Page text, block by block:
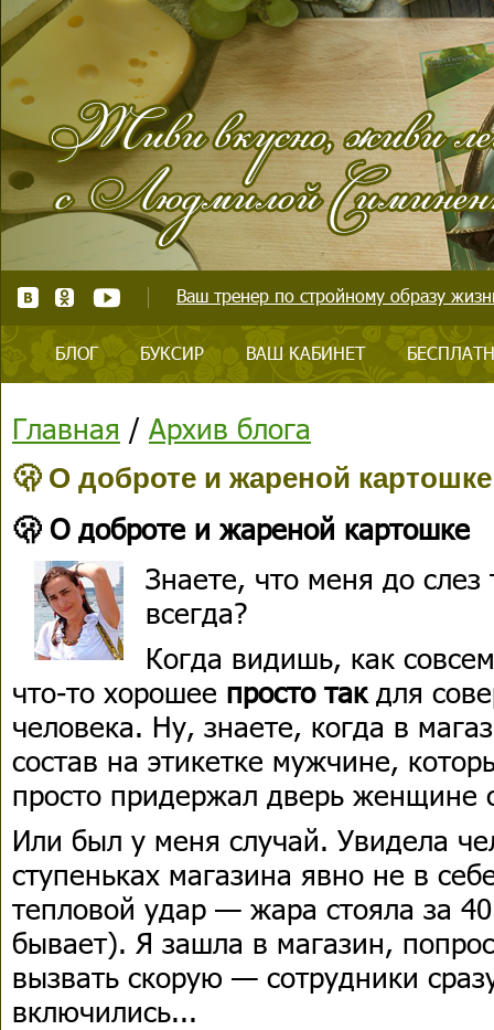
Ваш тренер по стройному образу
БЛОГ БУКСИР ВАШ КАБИНЕТ
Главная / Архив блога
🫢 О доброте и жареной картошке
🫢 О доброте и жареной картошке
Знаете, что меня до слез
всегда?
Когда видишь, как
что-то хорошее просто такдля
человека. Ну, знаете, когда в
состав на этикетке мужчине,
просто придержал дверь женщине
Или был у меня случай. Увидела
ступеньках магазина явно не в
тепловой удар — жара стояла за
бывает). Я зашла в магазин,
вызвать скорую — сотрудники
включились...